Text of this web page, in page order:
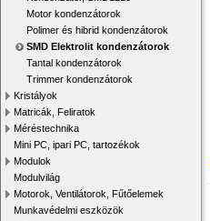
Motor kondenzátorok
Polimer és hibrid kondenzátorok
SMD Elektrolit kondenzátorok
Tantal kondenzátorok
Trimmer kondenzátorok
Kristályok
Matricák, Feliratok
Méréstechnika
Mini PC, ipari PC, tartozékok
Modulok
Modulvilág
Motorok, Ventilátorok, Fűtőelemek
Munkavédelmi eszközök